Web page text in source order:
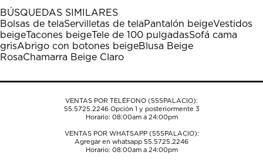
1
estrella
Esta
acción
abrirá
el
de
estrellas.
Esta
acción
abrirá
el
de
estrellas.
Esta
acción
abrirá
el
de
estrellas.
Esta
acción
abrirá
el
de
estrellas.
Esta
acción
abrirá
el
de
BÚSQUEDAS SIMILARES
Bolsas de telaServilletas de telaPantalón beigeVestidos
beigeTacones beigeTele de 100 pulgadasSofá cama
grisAbrigo con botones beigeBlusa Beige
RosaChamarra Beige Claro
VENTAS POR TELÉFONO (555PALACIO):
55.5725.2246Opción 1 y posteriormente 3
Horario: 08:00am a 24:00pm
VENTAS POR WHATSAPP (555PALACIO):
Agregar en whatsapp 55.5725.2246
Horario: 08:00am a 24:00pm